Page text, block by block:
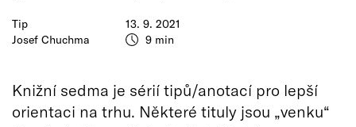
Tip
Josef Chuchma
13. 9. 2021
9 min
Knižní sedma je sérií tipů/anotací pro lepší
orientaci na trhu. Některé tituly jsou „venku“